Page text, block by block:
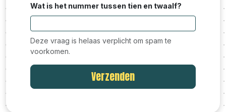
Wat is het nummer tussen tien en twaalf?
Deze vraag is helaas verplicht om spam te
voorkomen.
Verzenden